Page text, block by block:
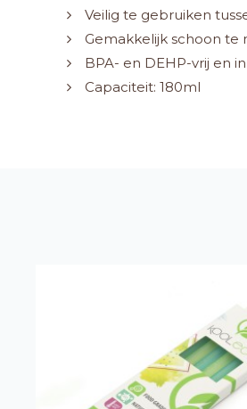
Veilig te gebruiken
Gemakkelijk schoon te
BPA- en DEHP-vrij en
Capaciteit: 180ml